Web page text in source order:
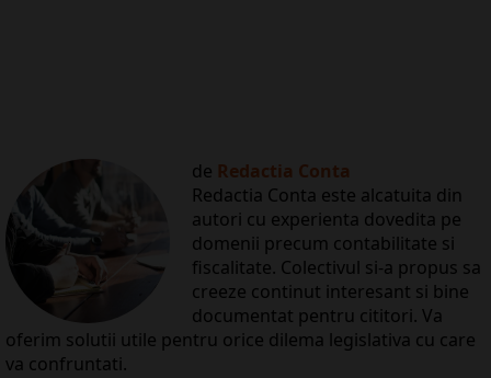
de Redactia Conta
Redactia Conta este alcatuita din
autori cu experienta dovedita pe
domenii precum contabilitate si
fiscalitate. Colectivul si-a propus sa
creeze continut interesant si bine
documentat pentru cititori. Va
oferim solutii utile pentru orice dilema legislativa cu care
va confruntati.